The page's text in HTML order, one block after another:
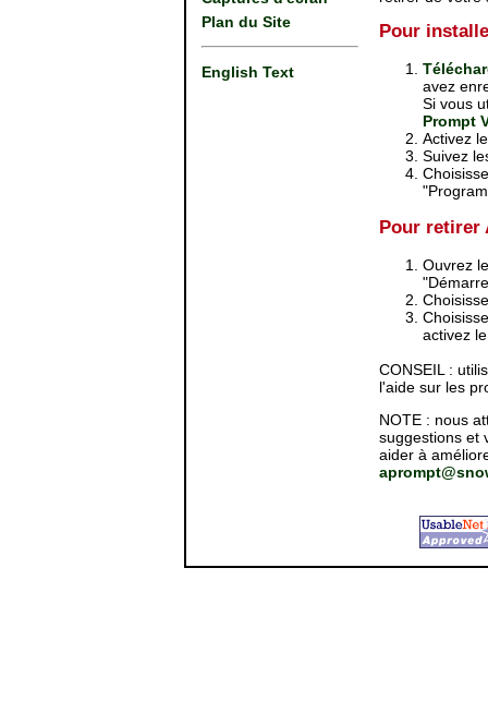
Plan du Site
English Text
Pour
avez
Si vous
Prompt
Activez
Suivez
Pour retirer
Ouvrez
activez
CONSEIL :
l'aide sur les
NOTE : nous
suggestions et
aider à